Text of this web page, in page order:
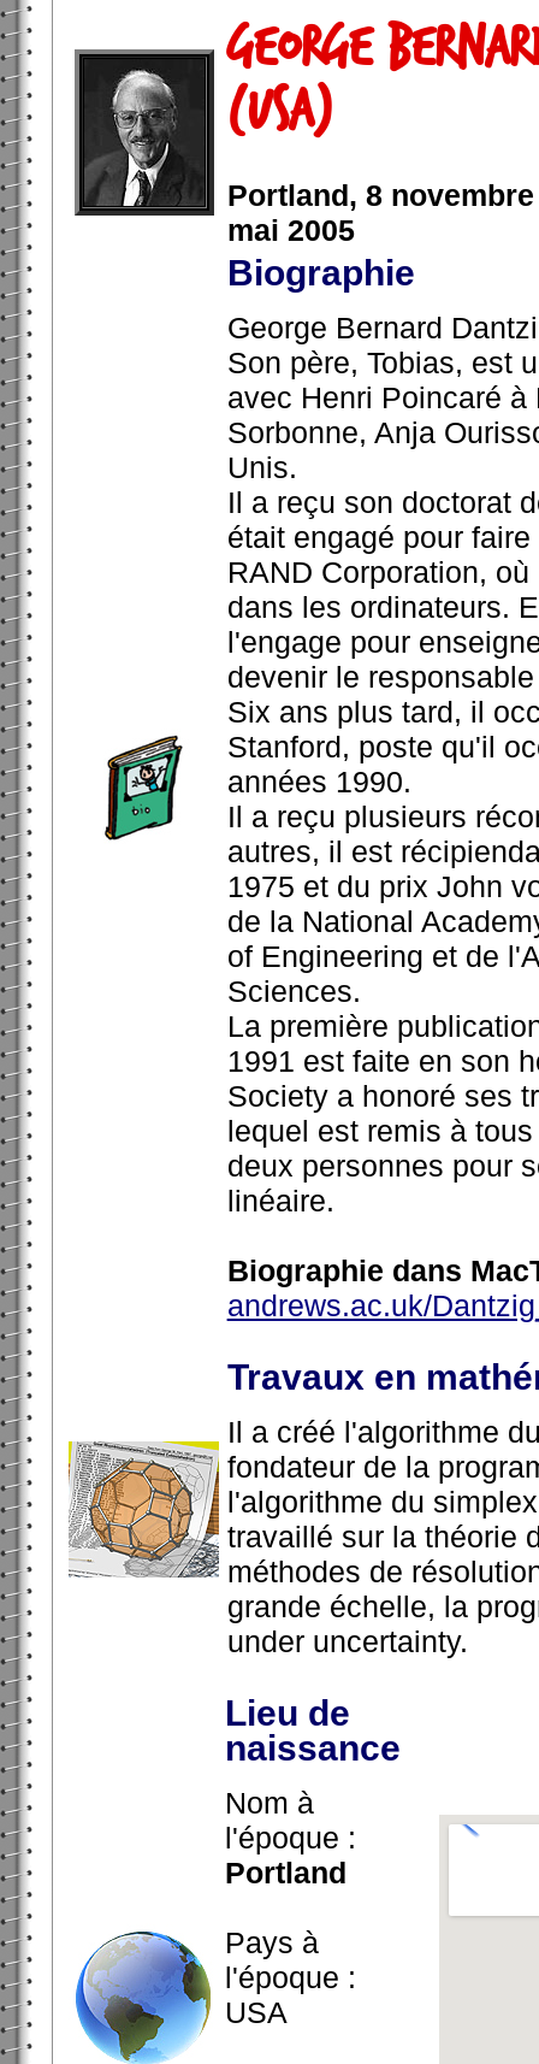
George
(USA)
Portland, 8
mai 2005
Biographie
George Bernard
Son père, Tobias, est
avec Henri Poincaré
Sorbonne, Anja
Unis.
Il a reçu son doctorat
était engagé pour
RAND Corporation,
dans les ordinateurs.
l'engage pour
devenir le
Six ans plus tard, il
Stanford, poste qu'il
années 1990.
Il a reçu plusieurs
autres, il est
1975 et du prix John
de la National
of Engineering et de
Sciences.
La première
1991 est faite en son
Society a honoré ses
lequel est remis à
deux personnes pour
linéaire.
Biographie dans
andrews.ac.uk/
Travaux en
Il a créé l'algorithme
fondateur de la
l'algorithme du
travaillé sur la théorie
méthodes de
grande échelle, la
under uncertainty.
Lieu de
naissance
Nom à
l'époque :
Portland
Pays à
l'époque :
USA